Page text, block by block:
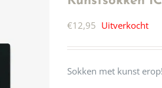
€12,95 Uitverkocht
Sokken met kunst erop!